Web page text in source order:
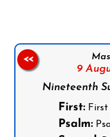
9
Nineteenth
First: First
Psalm:
<<